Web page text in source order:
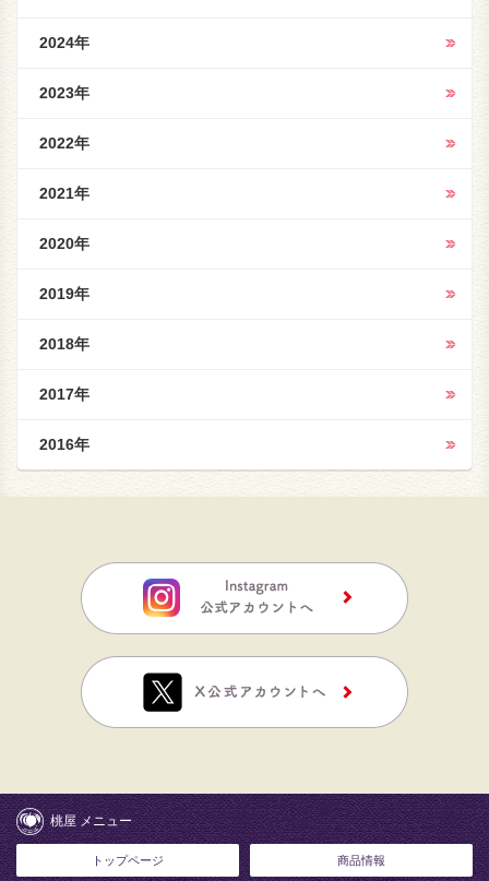
2024年
2023年
2022年
2021年
2020年
2019年
2018年
2017年
2016年
桃屋 メニュー
トップページ 商品情報